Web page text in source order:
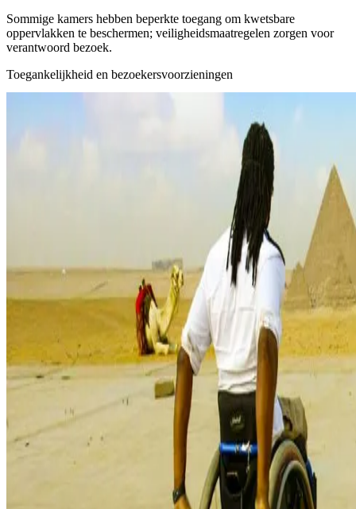
Sommige kamers hebben beperkte toegang om kwetsbare
oppervlakken te beschermen; veiligheidsmaatregelen zorgen voor
verantwoord bezoek.
Toegankelijkheid en bezoekersvoorzieningen